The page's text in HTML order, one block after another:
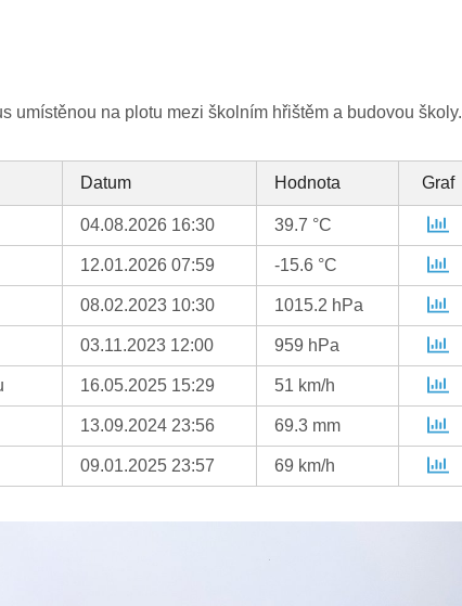
umístěnou na plotu mezi školním hřištěm a budovou školy.
Datum Hodnota Graf
04.08.2026 16:30 39.7 °C
12.01.2026 07:59 -15.6 °C
08.02.2023 10:30 1015.2 hPa
03.11.2023 12:00 959 hPa
16.05.2025 15:29 51 km/h
13.09.2024 23:56 69.3 mm
09.01.2025 23:57 69 km/h